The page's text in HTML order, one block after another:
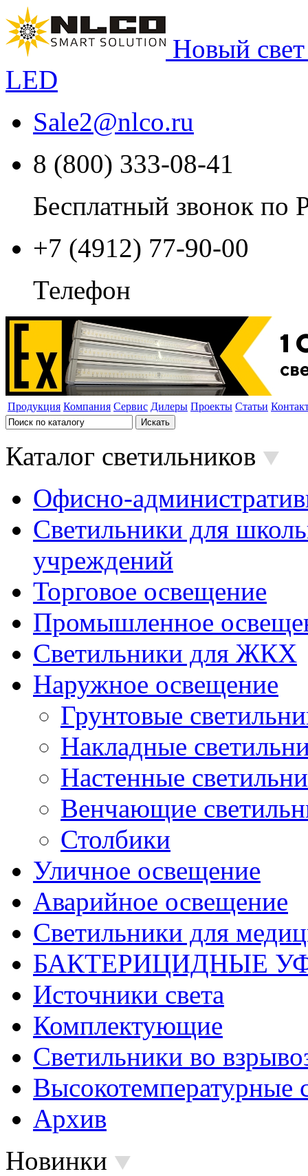
Новый
LED
Sale2@nlco.ru
8 (800) 333-08-41
Бесплатный звонок по
+7 (4912) 77-90-00
Телефон
Продукция Компания Сервис Дилеры Проекты Статьи
Каталог светильников
Офисно-
Светильники для
учреждений
Торговое освещение
Промышленное
Светильники для ЖКХ
Наружное освещение
Грунтовые
Накладные
Настенные
Венчающие
Столбики
Уличное освещение
Аварийное освещение
Светильники для
БАКТЕРИЦИДНЫЕ
Источники света
Комплектующие
Светильники во
Высокотемпературные
Архив
Новинки